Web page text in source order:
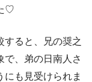
♡
すると、兄の奨之
で、弟の日南人さ
にも見受けられま